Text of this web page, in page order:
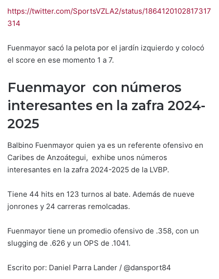
https://twitter.com/SportsVZLA2/status/1864120102817317
314
Fuenmayor sacó la pelota por el jardín izquierdo y colocó
el score en ese momento 1 a 7.
Fuenmayor con números
interesantes en la zafra 2024-
2025
Balbino Fuenmayor quien ya es un referente ofensivo en
Caribes de Anzoátegui, exhibe unos números
interesantes en la zafra 2024-2025 de la LVBP.
Tiene 44 hits en 123 turnos al bate. Además de nueve
jonrones y 24 carreras remolcadas.
Fuenmayor tiene un promedio ofensivo de .358, con un
slugging de .626 y un OPS de .1041.
Escrito por: Daniel Parra Lander / @dansport84